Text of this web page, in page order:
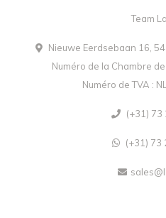
Team
Nieuwe Eerdsebaan 16,
Numéro de la Chambre
Numéro de TVA :
(+31) 73
(+31) 73